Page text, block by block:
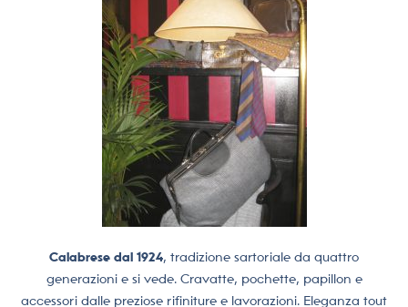
Calabrese dal 1924, tradizione sartoriale da quattro
generazioni e si vede. Cravatte, pochette, papillon e
accessori dalle preziose rifiniture e lavorazioni. Eleganza tout